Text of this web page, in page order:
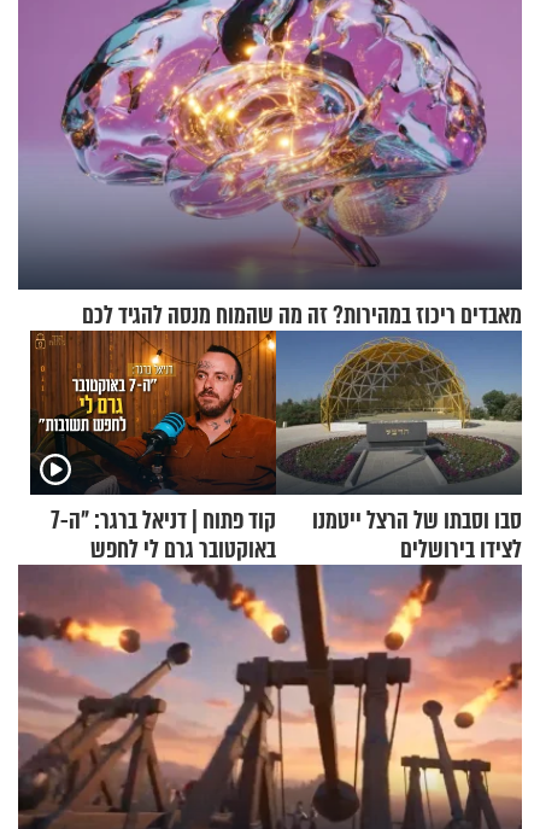
מאבדים ריכוז במהירות? זה מה שהמוח מנסה להגיד לכם
סבו וסבתו של הרצל ייטמנו
לצידו בירושלים
קוד פתוח | דניאל ברגר: "ה-7
באוקטובר גרם לי לחפש
תשובות"